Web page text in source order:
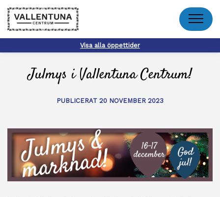
Meny
Visa alla öppettider
Julmys i Vallentuna Centrum!
PUBLICERAT 20 NOVEMBER 2023